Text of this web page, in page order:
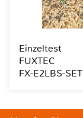
Einzeltest
FUXTEC
FX-E2LBS-SET